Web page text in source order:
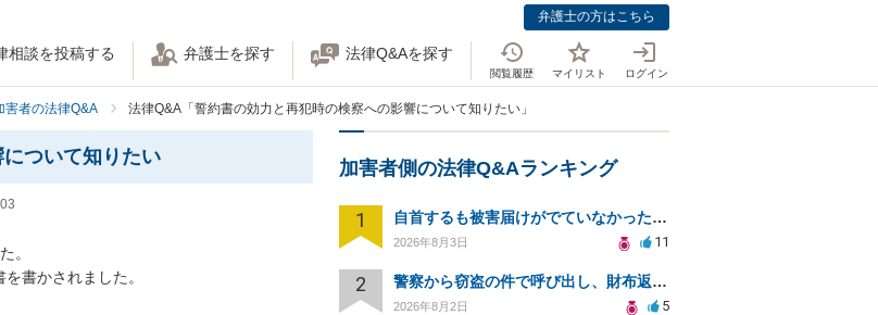
弁護士の方はこちら
相談を投稿する 弁護士を探す 法律Q&Aを探す
閲覧履歴 マイリスト ログイン
害者の法律Q&A 法律Q&A「誓約書の効力と再犯時の検察への影響について知りたい」
ついて知りたい
。
書かされました。
加害者側の法律Q&Aランキング
1 自首するも被害届けがでていなかった場合
2026年8月3日 11
2 警察から窃盗の件で呼び出し、財布返却で自首すべきか？
2026年8月2日 5